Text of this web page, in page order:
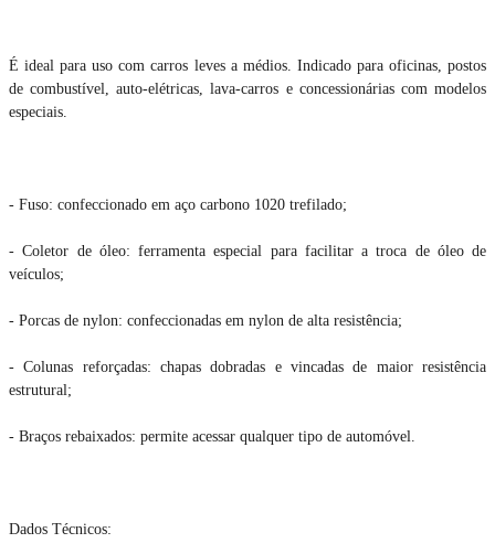
É ideal para uso com carros leves a médios. Indicado para oficinas, postos
de combustível, auto-elétricas, lava-carros e concessionárias com modelos
especiais.
- Fuso: confeccionado em aço carbono 1020 trefilado;
- Coletor de óleo: ferramenta especial para facilitar a troca de óleo de
veículos;
- Porcas de nylon: confeccionadas em nylon de alta resistência;
- Colunas reforçadas: chapas dobradas e vincadas de maior resistência
estrutural;
- Braços rebaixados: permite acessar qualquer tipo de automóvel.
Dados Técnicos: